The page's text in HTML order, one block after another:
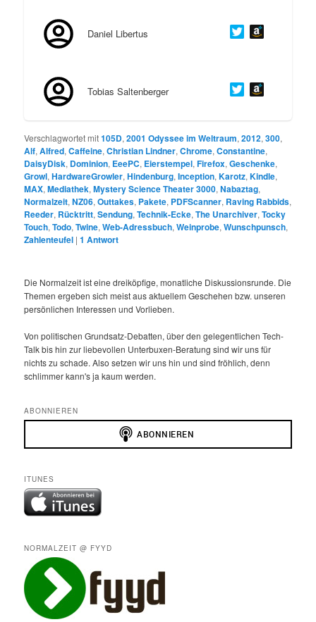
Daniel Libertus
Tobias Saltenberger
Verschlagwortet mit105D,2001 Odyssee im Weltraum,2012,300,
Alf,Alfred,Caffeine,Christian Lindner,Chrome,Constantine,
DaisyDisk, Dominion, EeePC, Eierstempel,Firefox,Geschenke,
Growl,HardwareGrowler,Hindenburg,Inception,Karotz,Kindle,
MAX,Mediathek,Mystery Science Theater 3000,Nabaztag,
Normalzeit,NZ06,Outtakes, Pakete, PDFScanner, Raving Rabbids,
Reeder, Rücktritt,Sendung,Technik-Ecke,The Unarchiver,Tocky
Touch,Todo,Twine,Web-Adressbuch,Weinprobe,Wunschpunsch,
Zahlenteufel |1 Antwort
Die Normalzeit ist eine dreiköpfige, monatliche Diskussionsrunde. Die
Themen ergeben sich meist aus aktuellem Geschehen bzw. unseren
persönlichen Interessen und Vorlieben.
Von politischen Grundsatz-Debatten, über den gelegentlichen Tech-
Talk bis hin zur liebevollen Unterbuxen-Beratung sind wir uns für
nichts zu schade. Also setzen wir uns hin und sind fröhlich, denn
schlimmer kann's ja kaum werden.
ABONNIEREN
ITUNES
NORMALZEIT @ FYYD